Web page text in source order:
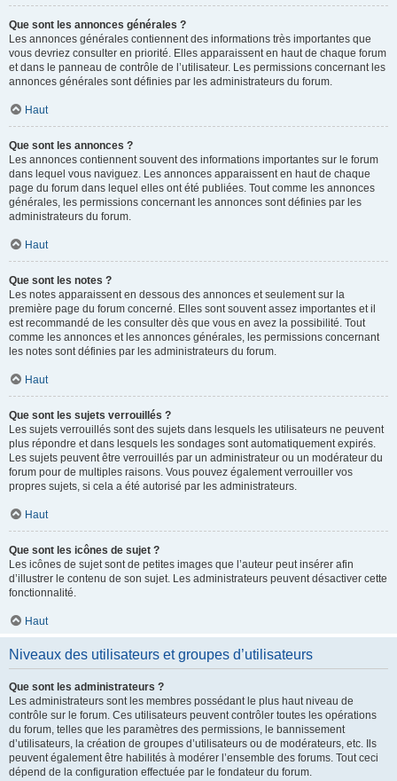
Que sont les annonces générales ?
Les annonces générales contiennent des informations très importantes que
vous devriez consulter en priorité. Elles apparaissent en haut de chaque forum
et dans le panneau de contrôle de l’utilisateur. Les permissions concernant les
annonces générales sont définies par les administrateurs du forum.
Haut
Que sont les annonces ?
Les annonces contiennent souvent des informations importantes sur le forum
dans lequel vous naviguez. Les annonces apparaissent en haut de chaque
page du forum dans lequel elles ont été publiées. Tout comme les annonces
générales, les permissions concernant les annonces sont définies par les
administrateurs du forum.
Haut
Que sont les notes ?
Les notes apparaissent en dessous des annonces et seulement sur la
première page du forum concerné. Elles sont souvent assez importantes et il
est recommandé de les consulter dès que vous en avez la possibilité. Tout
comme les annonces et les annonces générales, les permissions concernant
les notes sont définies par les administrateurs du forum.
Haut
Que sont les sujets verrouillés ?
Les sujets verrouillés sont des sujets dans lesquels les utilisateurs ne peuvent
plus répondre et dans lesquels les sondages sont automatiquement expirés.
Les sujets peuvent être verrouillés par un administrateur ou un modérateur du
forum pour de multiples raisons. Vous pouvez également verrouiller vos
propres sujets, si cela a été autorisé par les administrateurs.
Haut
Que sont les icônes de sujet ?
Les icônes de sujet sont de petites images que l’auteur peut insérer afin
d’illustrer le contenu de son sujet. Les administrateurs peuvent désactiver cette
fonctionnalité.
Haut
Niveaux des utilisateurs et groupes d’utilisateurs
Que sont les administrateurs ?
Les administrateurs sont les membres possédant le plus haut niveau de
contrôle sur le forum. Ces utilisateurs peuvent contrôler toutes les opérations
du forum, telles que les paramètres des permissions, le bannissement
d’utilisateurs, la création de groupes d’utilisateurs ou de modérateurs, etc. Ils
peuvent également être habilités à modérer l’ensemble des forums. Tout ceci
dépend de la configuration effectuée par le fondateur du forum.